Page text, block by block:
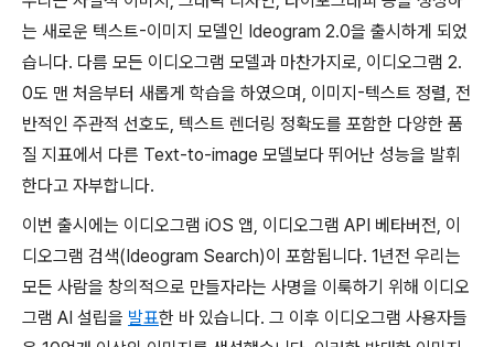
는 새로운 텍스트-이미지 모델인 Ideogram 2.0을 출시하게 되었
습니다. 다름 모든 이디오그램 모델과 마찬가지로, 이디오그램 2.
0도 맨 처음부터 새롭게 학습을 하였으며, 이미지-텍스트 정렬, 전
반적인 주관적 선호도, 텍스트 렌더링 정확도를 포함한 다양한 품
질 지표에서 다른 Text-to-image 모델보다 뛰어난 성능을 발휘
한다고 자부합니다.
이번 출시에는 이디오그램 iOS 앱, 이디오그램 API 베타버전, 이
디오그램 검색(Ideogram Search)이 포함됩니다. 1년전 우리는
모든 사람을 창의적으로 만들자라는 사명을 이룩하기 위해 이디오
그램 AI 설립을 발표한 바 있습니다. 그 이후 이디오그램 사용자들